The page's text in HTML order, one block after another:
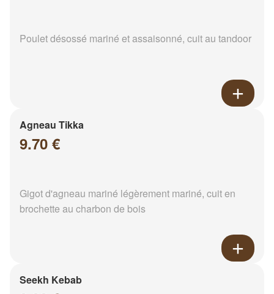
Poulet désossé mariné et assaisonné, cuit au tandoor
Agneau Tikka
9.70 €
Gigot d'agneau mariné légèrement mariné, cuit en
brochette au charbon de bois
Seekh Kebab